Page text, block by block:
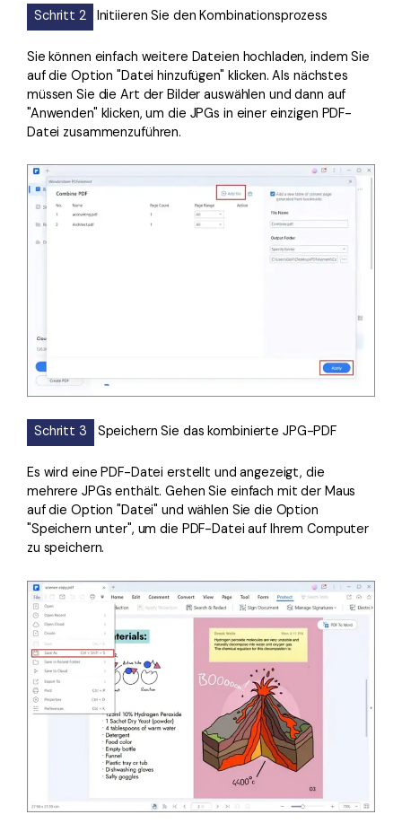
Schritt 2 Initiieren Sie den Kombinationsprozess
Sie können einfach weitere Dateien hochladen, indem Sie
auf die Option "Datei hinzufügen" klicken. Als nächstes
müssen Sie die Art der Bilder auswählen und dann auf
"Anwenden" klicken, um die JPGs in einer einzigen PDF-
Datei zusammenzuführen.
Schritt 3 Speichern Sie das kombinierte JPG-PDF
Es wird eine PDF-Datei erstellt und angezeigt, die
mehrere JPGs enthält. Gehen Sie einfach mit der Maus
auf die Option "Datei" und wählen Sie die Option
"Speichern unter", um die PDF-Datei auf Ihrem Computer
zu speichern.